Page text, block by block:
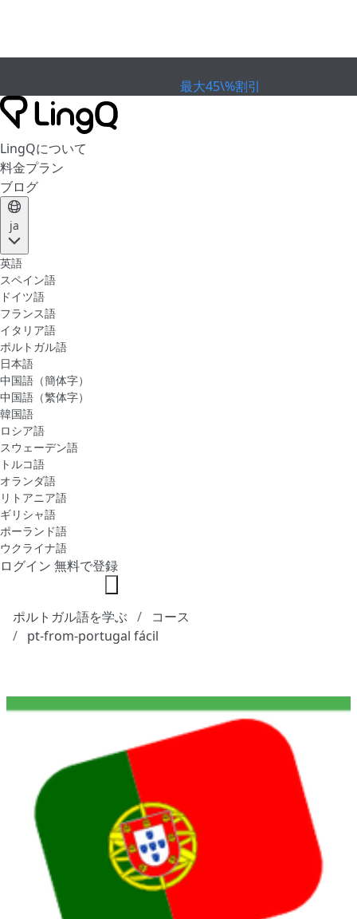
最大45\%割引
LingQについて
料金プラン
ブログ
ja
英語
スペイン語
ドイツ語
フランス語
イタリア語
ポルトガル語
日本語
中国語（簡体字）
中国語（繁体字）
韓国語
ロシア語
スウェーデン語
トルコ語
オランダ語
リトアニア語
ギリシャ語
ポーランド語
ウクライナ語
ログイン 無料で登録
ポルトガル語を学ぶ
コース
pt-from-portugal fácil